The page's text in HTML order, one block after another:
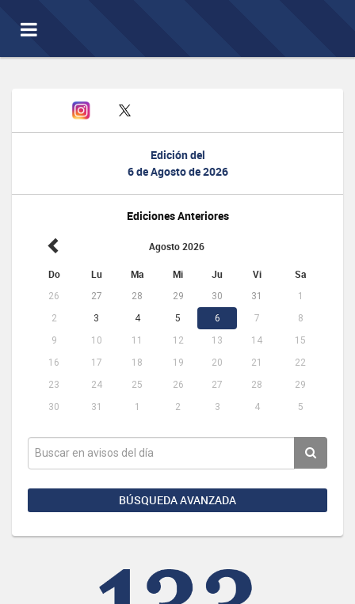
Toggle
navigation
Edición del
6 de Agosto de 2026
Ediciones Anteriores
Agosto 2026
Do Lu Ma Mi Ju Vi Sa
26 27 28 29 30 31
1
2
3 4 5 6 7
8
9
10 11 12 13 14
15
16
17 18 19 20 21
22
23
24 25 26 27 28
29
30
31 1 2 3 4 5
BÚSQUEDA AVANZADA